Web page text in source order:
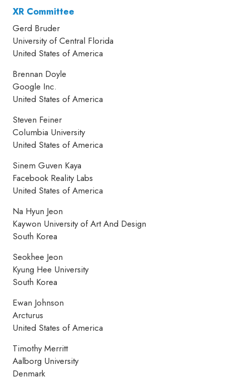
XR Committee
Gerd Bruder
University of Central Florida
United States of America
Brennan Doyle
Google Inc.
United States of America
Steven Feiner
Columbia University
United States of America
Sinem Guven Kaya
Facebook Reality Labs
United States of America
Na Hyun Jeon
Kaywon University of Art And Design
South Korea
Seokhee Jeon
Kyung Hee University
South Korea
Ewan Johnson
Arcturus
United States of America
Timothy Merritt
Aalborg University
Denmark